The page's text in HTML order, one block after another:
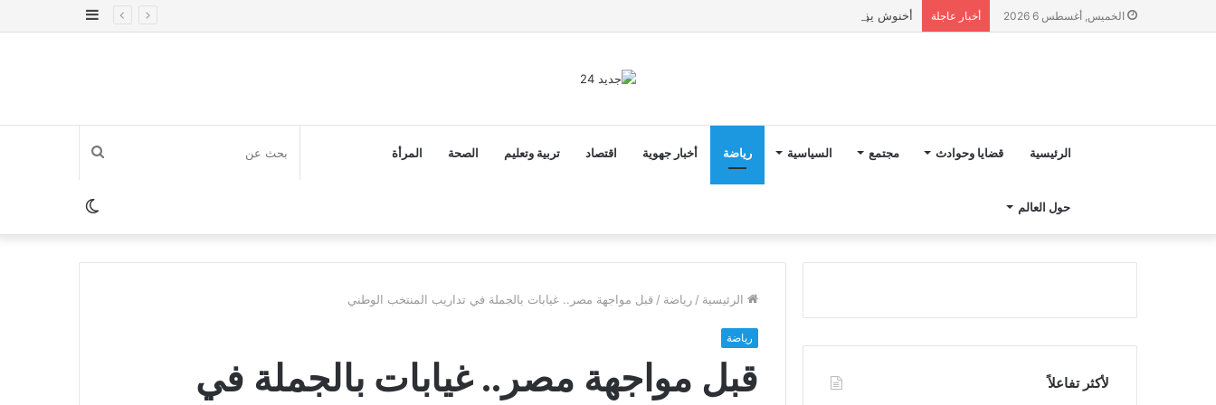
الخميس, أغسطس 6 2026 أخبار عاجلة أخنوش يؤكد في المذكرة التوجيهية حول ميزانية 2027 أن ثوابت العدالة الاجتماعية والمجالية خيار استراتيجي للبلاد
إضافة
الرئيسية قضايا وحوادث مجتمع السياسية رياضة أخبار جهوية اقتصاد تربية وتعليم الصحة المرأة
حول العالم
بحث
عنالوضع
المظلم
الرئيسية / رياضة / قبل مواجهة مصر.. غيابات بالجملة في تداريب المنتخب الوطني
رياضة
قبل مواجهة مصر.. غيابات بالجملة في
لأكثر تفاعلاً